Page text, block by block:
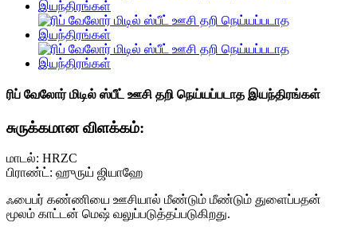
ரிப் வேலோர் மிடில் ஸ்பீட் ஊசி தறி நெய்யப்படாத இயந்திரங்கள்
சுருக்கமான விளக்கம்:
மாடல்: HRZC
பிராண்ட்: ஹுருய் ஜியாஹே
ஃபைபர் கண்ணியை ஊசியால் மீண்டும் மீண்டும் துளைப்பதன்
மூலம் காட்டன் மெஷ் வலுப்படுத்தப்படுகிறது.